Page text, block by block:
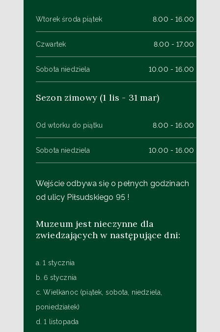
Wtorek środa piątek 8.00 - 16.00
Czwartek 8.00 - 17.00
Sobota niedziela 10.00 - 16.00
Sezon zimowy (1 lis - 31 mar)
Od wtorku do piątku 8.00 - 16.00
Sobota niedziela 10.00 - 16.00
Wejście odbywa się o pełnych godzinach
od ulicy Piłsudskiego 95 !
Muzeum jest nieczynne dla
zwiedzających w następujące dni:
a. 1 stycznia
b. 6 stycznia
c. Wielkanoc (piątek, sobota, niedziela,
poniedziałek)
d. 1 listopada